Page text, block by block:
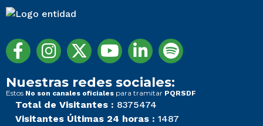
Nuestras redes sociales:
Estos No son canales oficiales para tramitar PQRSDF
Total de Visitantes : 8375474
Visitantes Últimas 24 horas : 1487